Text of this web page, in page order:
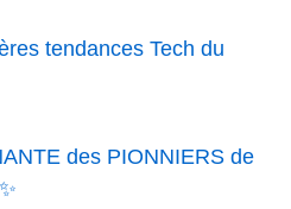
tendances Tech du
des PIONNIERS de